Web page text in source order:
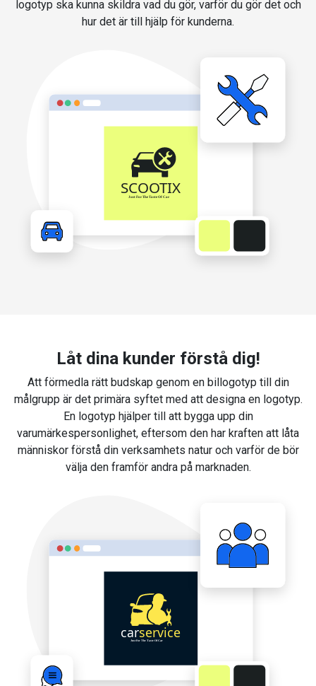
logotyp ska kunna skildra vad du gör, varför du gör det och
hur det är till hjälp för kunderna.
Låt dina kunder förstå dig!
Att förmedla rätt budskap genom en billogotyp till din
målgrupp är det primära syftet med att designa en logotyp.
En logotyp hjälper till att bygga upp din
varumärkespersonlighet, eftersom den har kraften att låta
människor förstå din verksamhets natur och varför de bör
välja den framför andra på marknaden.